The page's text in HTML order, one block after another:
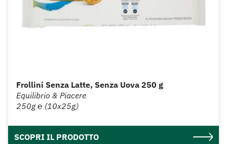
Frollini Senza Latte, Senza Uova 250 g
Equilibrio & Piacere
250g ℮ (10x25g)
SCOPRI IL PRODOTTO